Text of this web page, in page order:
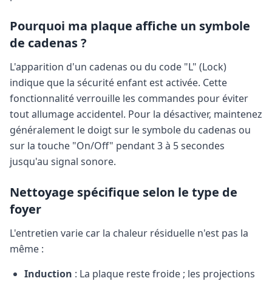
Pourquoi ma plaque affiche un symbole
de cadenas ?
L'apparition d'un cadenas ou du code "L" (Lock)
indique que la sécurité enfant est activée. Cette
fonctionnalité verrouille les commandes pour éviter
tout allumage accidentel. Pour la désactiver, maintenez
généralement le doigt sur le symbole du cadenas ou
sur la touche "On/Off" pendant 3 à 5 secondes
jusqu'au signal sonore.
Nettoyage spécifique selon le type de
foyer
L'entretien varie car la chaleur résiduelle n'est pas la
même :
Induction : La plaque reste froide ; les projections